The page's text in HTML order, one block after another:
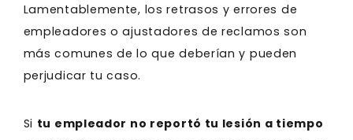
Lamentablemente, los retrasos y errores de
empleadores o ajustadores de reclamos son
más comunes de lo que deberían y pueden
perjudicar tu caso.
Si tu empleador no reportó tu lesión a tiempo